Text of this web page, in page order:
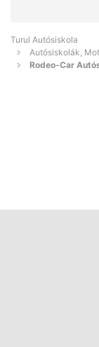
Turul Autósiskola
Autósiskolák,
Rodeo-Car